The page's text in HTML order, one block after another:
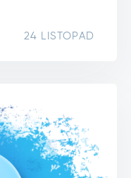
24 LISTOPAD